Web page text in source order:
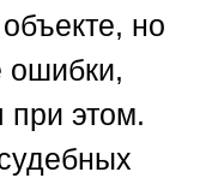
но
ошибки,
при этом.